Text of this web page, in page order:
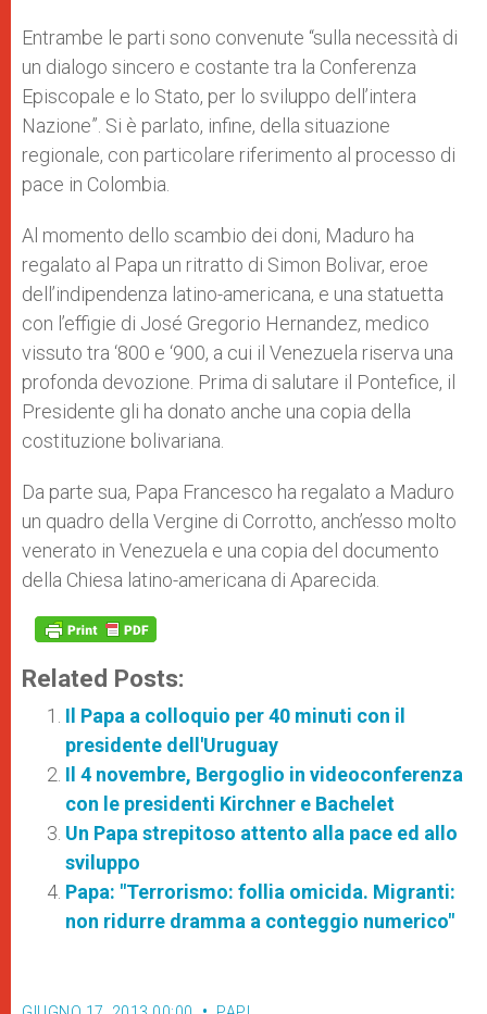
Entrambe le parti sono convenute “sulla necessità di
un dialogo sincero e costante tra la Conferenza
Episcopale e lo Stato, per lo sviluppo dell’intera
Nazione”. Si è parlato, infine, della situazione
regionale, con particolare riferimento al processo di
pace in Colombia.
Al momento dello scambio dei doni, Maduro ha
regalato al Papa un ritratto di Simon Bolivar, eroe
dell’indipendenza latino-americana, e una statuetta
con l’effigie di José Gregorio Hernandez, medico
vissuto tra ‘800 e ‘900, a cui il Venezuela riserva una
profonda devozione. Prima di salutare il Pontefice, il
Presidente gli ha donato anche una copia della
costituzione bolivariana.
Da parte sua, Papa Francesco ha regalato a Maduro
un quadro della Vergine di Corrotto, anch’esso molto
venerato in Venezuela e una copia del documento
della Chiesa latino-americana di Aparecida.
Related Posts:
Il Papa a colloquio per 40 minuti con il
presidente dell'Uruguay
Il 4 novembre, Bergoglio in videoconferenza
con le presidenti Kirchner e Bachelet
Un Papa strepitoso attento alla pace ed allo
sviluppo
Papa: "Terrorismo: follia omicida. Migranti:
non ridurre dramma a conteggio numerico"